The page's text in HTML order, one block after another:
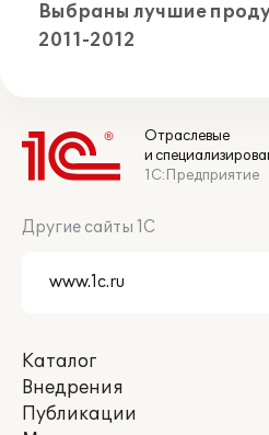
Выбраны лучшие
2011-2012
Отраслевые
и
1С:Предприятие
Другие сайты 1С
Каталог
Внедрения
Публикации